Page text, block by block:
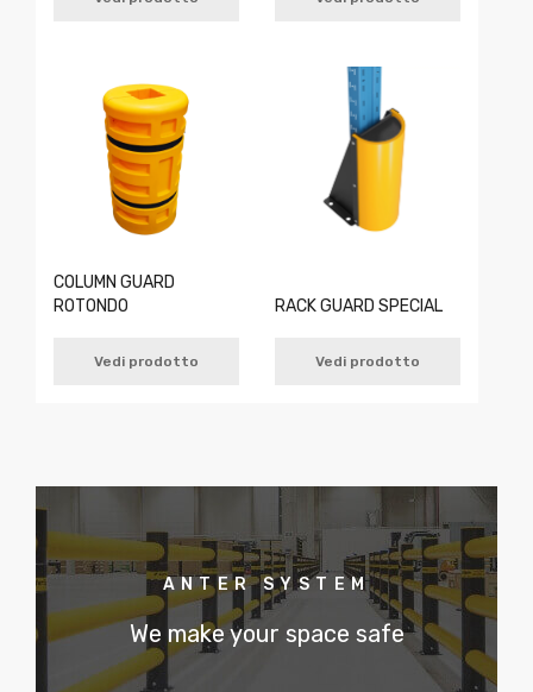
COLUMN GUARD
ROTONDO
Vedi prodotto
RACK GUARD SPECIAL
Vedi prodotto
ANTER SYSTEM
We make your space safe